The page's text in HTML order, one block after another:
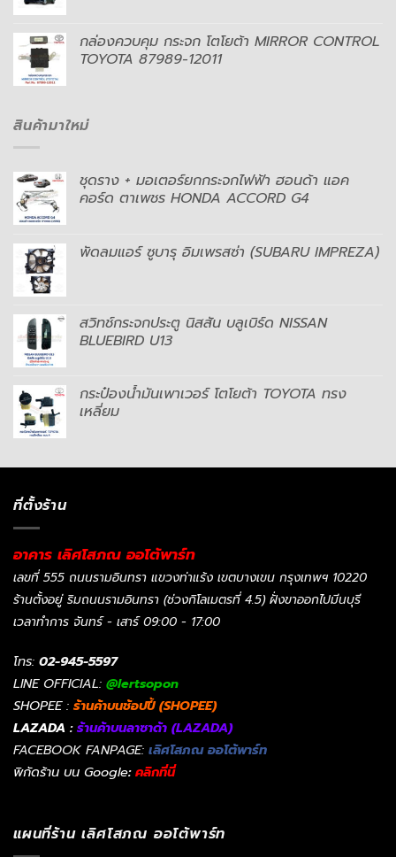
กล่องควบคุม กระจก โตโยต้า MIRROR CONTROL
TOYOTA 87989-12011
สินค้ามาใหม่
ชุดราง + มอเตอร์ยกกระจกไฟฟ้า ฮอนด้า แอค
คอร์ด ตาเพชร HONDA ACCORD G4
พัดลมแอร์ ซูบารุ อิมเพรสซ่า (SUBARU IMPREZA)
สวิทช์กระจกประตู นิสสัน บลูเบิร์ด NISSAN
BLUEBIRD U13
กระป๋องน้ำมันเพาเวอร์ โตโยต้า TOYOTA ทรง
เหลี่ยม
ที่ตั้งร้าน
อาคาร เลิศโสภณ ออโต้พาร์ท
เลขที่ 555 ถนนรามอินทรา แขวงท่าแร้ง เขตบางเขน กรุงเทพฯ 10220
ร้านตั้งอยู่ ริมถนนรามอินทรา (ช่วงกิโลเมตรที่ 4.5) ฝั่งขาออกไปมีนบุรี
เวลาทำการ จันทร์ - เสาร์ 09:00 - 17:00
โทร: 02-945-5597
LINE OFFICIAL: @lertsopon
SHOPEE : ร้านค้าบนช้อปปี้ (SHOPEE)
LAZADA :ร้านค้าบนลาซาด้า (LAZADA)
FACEBOOK FANPAGE: เลิศโสภณ ออโต้พาร์ท
พิกัดร้าน บน Google: คลิกที่นี่
แผนที่ร้าน เลิศโสภณ ออโต้พาร์ท